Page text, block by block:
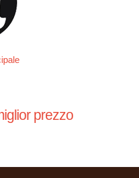
prezzo